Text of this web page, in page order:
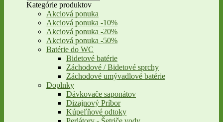
Kategórie produktov
Akciová ponuka
Akciová ponuka -10%
Akciová ponuka -20%
Akciová ponuka -50%
Batérie do WC
Bidetové batérie
Záchodové / Bidetové sprchy
Záchodové umývadlové batérie
Doplnky
Dávkovače saponátov
Dizajnový Príbor
Kúpeľňové odtoky